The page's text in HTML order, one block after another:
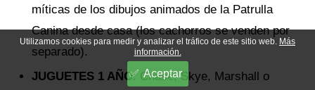
míticas de los dibujos animados de la Patrulla
Canina desde casa (los cachorros se venden por
separado).
JUGUETES 1 AÑO: Chase, Skye, Marshall o
Utilizamos cookies para medir y analizar el tráfico de este sitio web. Más
información.
Aceptar